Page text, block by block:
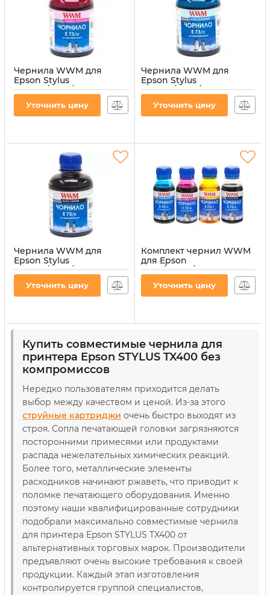
Чернила WWM для
Epson Stylus
CX3700/TX119/TX419 200г
водорастворимые
(E73/M)
Уточнить цену
Чернила WWM для
Epson Stylus
CX3700/TX119/TX419 200г
Cyan водорастворимые
(E73/C)
Уточнить цену
Чернила WWM для
Epson Stylus
CX3700/TX119/TX419 200г
Black водорастворимые
(E73/B)
Уточнить цену
Комплект чернил WWM
для Epson
TX119/TX209/TX419 4х100г
водорастворимые
(E73SET-2)
Уточнить цену
Купить совместимые чернила для
принтера Epson STYLUS TX400 без
компромиссов
Нередко пользователям приходится делать
выбор между качеством и ценой. Из-за этого
струйные картриджи очень быстро выходят из
строя. Сопла печатающей головки загрязняются
посторонними примесями или продуктами
распада нежелательных химических реакций.
Более того, металлические элементы
расходников начинают ржаветь, что приводит к
поломке печатающего оборудования. Именно
поэтому наши квалифицированные сотрудники
подобрали максимально совместимые чернила
для принтера Epson STYLUS TX400 от
альтернативных торговых марок. Производители
предъявляют очень высокие требования к своей
продукции. Каждый этап изготовления
контролируется группой специалистов,